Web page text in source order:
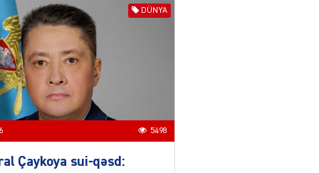
Nazirdən Orta Dəhliz
açıqlaması
04.08.2026
Ermənistanın taleyi BU
DÜNYA
5498
Çaykoya sui-qəsd: